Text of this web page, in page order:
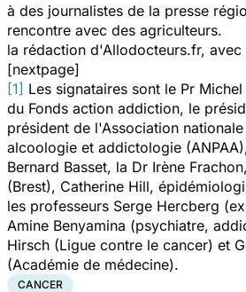
à des journalistes de la presse
rencontre avec des agriculteurs.
la rédaction d'Allodocteurs.fr, avec
[nextpage]
[1] Les signataires sont le Pr
du Fonds action addiction, le
président de l'Association
alcoologie et addictologie
Bernard Basset, la Dr Irène
(Brest), Catherine Hill,
les professeurs Serge Hercberg
Amine Benyamina (psychiatre,
Hirsch (Ligue contre le cancer) et
(Académie de médecine).
CANCER